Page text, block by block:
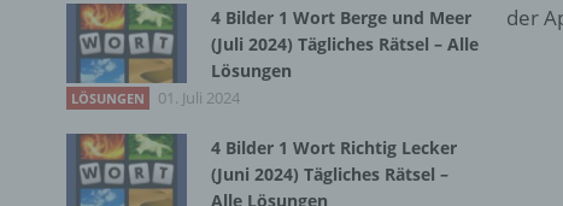
der
4 Bilder 1 Wort Berge und Meer
(Juli 2024) Tägliches Rätsel – Alle
Lösungen
LÖSUNGEN 01. Juli 2024
4 Bilder 1 Wort Richtig Lecker
(Juni 2024) Tägliches Rätsel –
Alle Lösungen